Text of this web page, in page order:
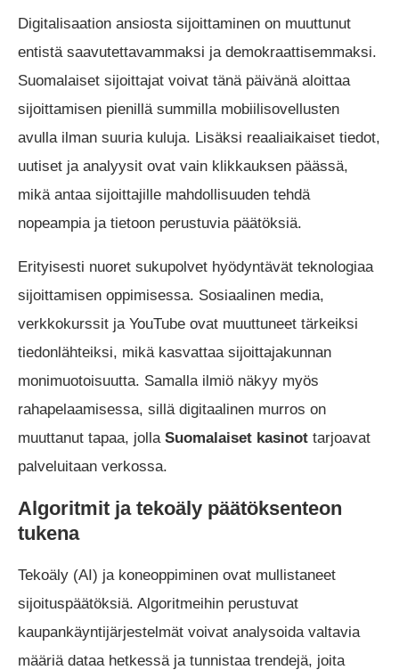
Digitalisaation ansiosta sijoittaminen on muuttunut
entistä saavutettavammaksi ja demokraattisemmaksi.
Suomalaiset sijoittajat voivat tänä päivänä aloittaa
sijoittamisen pienillä summilla mobiilisovellusten
avulla ilman suuria kuluja. Lisäksi reaaliaikaiset tiedot,
uutiset ja analyysit ovat vain klikkauksen päässä,
mikä antaa sijoittajille mahdollisuuden tehdä
nopeampia ja tietoon perustuvia päätöksiä.
Erityisesti nuoret sukupolvet hyödyntävät teknologiaa
sijoittamisen oppimisessa. Sosiaalinen media,
verkkokurssit ja YouTube ovat muuttuneet tärkeiksi
tiedonlähteiksi, mikä kasvattaa sijoittajakunnan
monimuotoisuutta. Samalla ilmiö näkyy myös
rahapelaamisessa, sillä digitaalinen murros on
muuttanut tapaa, jolla Suomalaiset kasinot tarjoavat
palveluitaan verkossa.
Algoritmit ja tekoäly päätöksenteon
tukena
Tekoäly (AI) ja koneoppiminen ovat mullistaneet
sijoituspäätöksiä. Algoritmeihin perustuvat
kaupankäyntijärjestelmät voivat analysoida valtavia
määriä dataa hetkessä ja tunnistaa trendejä, joita